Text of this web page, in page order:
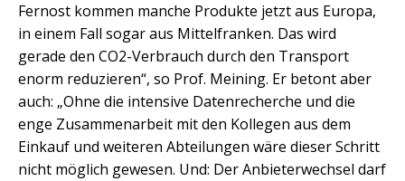
Fernost kommen manche Produkte jetzt aus Europa,
in einem Fall sogar aus Mittelfranken. Das wird
gerade den CO2-Verbrauch durch den Transport
enorm reduzieren“, so Prof. Meining. Er betont aber
auch: „Ohne die intensive Datenrecherche und die
enge Zusammenarbeit mit den Kollegen aus dem
Einkauf und weiteren Abteilungen wäre dieser Schritt
nicht möglich gewesen. Und: Der Anbieterwechsel darf